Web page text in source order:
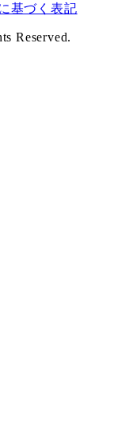
基づく表記
Reserved.